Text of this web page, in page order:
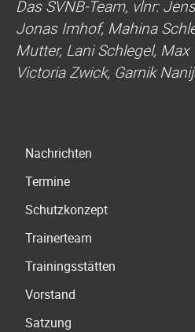
Das SVNB-Team, vlnr:
Jonas Imhof, Mahina
Mutter, Lani Schlegel,
Victoria Zwick, Garnik
überspringen
Nachrichten
Termine
Schutzkonzept
Trainerteam
Trainingsstätten
Vorstand
Satzung